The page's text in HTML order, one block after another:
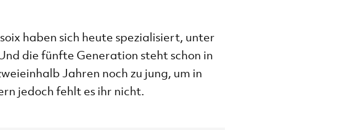
haben sich heute spezialisiert, unter
die fünfte Generation steht schon in
Jahren noch zu jung, um in
jedoch fehlt es ihr nicht.